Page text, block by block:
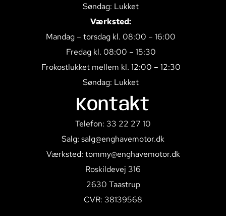
Søndag: Lukket
Værksted:
Mandag – torsdag kl. 08:00 – 16:00
Fredag kl. 08:00 – 15:30
Frokostlukket mellem kl. 12:00 – 12:30
Søndag: Lukket
Kontakt
Telefon: 33 22 27 10
Salg: salg@enghavemotor.dk
Værksted: tommy@enghavemotor.dk
Roskildevej 316
2630 Taastrup
CVR: 38139568